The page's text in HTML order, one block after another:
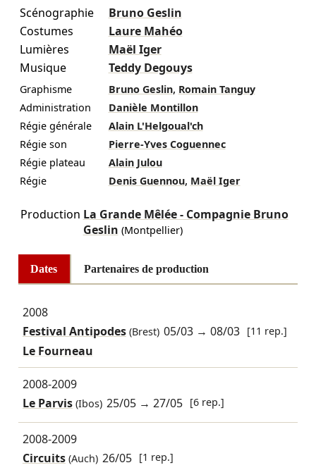
Scénographie
Bruno Geslin
Costumes
Laure Mahéo
Lumières
Maël Iger
Musique
Teddy Degouys
Graphisme Bruno Geslin, Romain Tanguy
Administration
Danièle Montillon
Régie générale
Alain L'Helgoual'ch
Régie son
Pierre-Yves Coguennec
Régie plateau
Alain Julou
Régie
Denis Guennou, Maël Iger
Production La Grande Mêlée - Compagnie Bruno
Geslin (Montpellier)
Dates Partenaires de production
2008
Festival Antipodes(Brest) 05/03 →08/03 [11 rep.]
Le Fourneau
2008-2009
Le Parvis(Ibos) 25/05 →27/05 [6 rep.]
2008-2009
Circuits(Auch) 26/05 [1 rep.]